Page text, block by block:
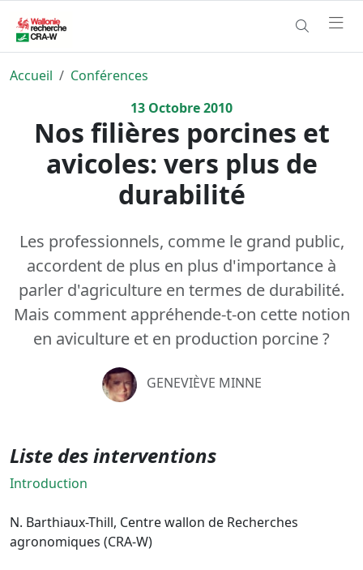
Accueil
Conférences
13 Octobre2010
Nos filières porcines et
avicoles: vers plus de
durabilité
Les professionnels, comme le grand public,
accordent de plus en plus d'importance à
parler d'agriculture en termes de durabilité.
Mais comment appréhende-t-on cette notion
en aviculture et en production porcine ?
GENEVIÈVE MINNE
Liste des interventions
Introduction
N. Barthiaux-Thill, Centre wallon de Recherches
agronomiques (CRA-W)